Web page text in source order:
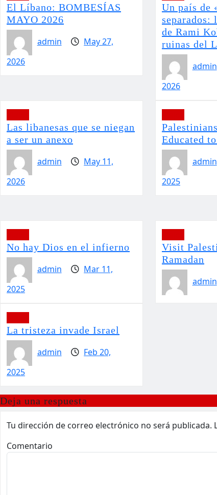
El Líbano: BOMBESÍAS
MAYO 2026
admin
May 27,
2026
Un país de
separados:
de Rami
ruinas del
admin
2026
Las libanesas que se niegan
a ser un anexo
admin
May 11,
2026
Educated
admin
2025
No hay Dios en el infierno
admin
Mar 11,
2025
Visit
Ramadan
admin
La tristeza invade Israel
admin
Feb 20,
2025
Deja una respuesta
Tu dirección de correo electrónico no será publicada.
Comentario